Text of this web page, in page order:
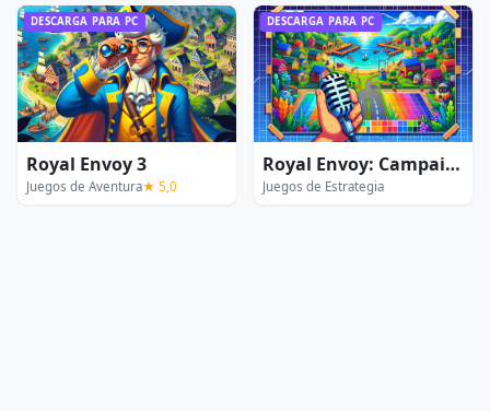
DESCARGA PARA PC
Royal Envoy 3
Juegos de Aventura★ 5,0
DESCARGA PARA PC
Royal Envoy: Campaign for the Crown
Juegos de Estrategia